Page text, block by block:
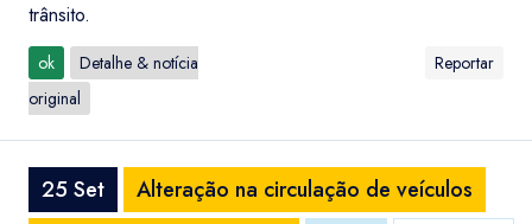
trânsito.
ok
Detalhe & notícia
original
Reportar
25 Set
Alteração na circulação de veículos